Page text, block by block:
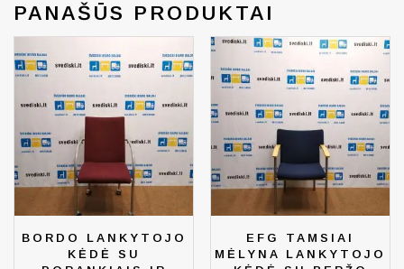
PANAŠŪS PRODUKTAI
BORDO LANKYTOJO
KĖDĖ SU
EFG TAMSIAI
MĖLYNA LANKYTOJO